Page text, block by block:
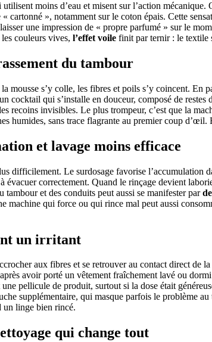
moins d’eau et misent sur l’action mécanique.
cartonné », notamment sur le coton épais. Cette
une impression de « propre parfumé » sur le
couleurs vives, l’effet voile finit par ternir : le textile
du tambour
mousse s’y colle, les fibres et poils s’y coincent. En
cocktail qui s’installe en douceur, composé de
recoins invisibles. Le plus trompeur, c’est que la
humides, sans trace flagrante au premier coup d’œil.
et lavage moins efficace
difficilement. Le surdosage favorise l’accumulation
évacuer correctement. Quand le rinçage devient
tambour et des conduits peut aussi se manifester par
qui force ou qui rince mal peut aussi
un irritant
aux fibres et se retrouver au contact direct de
après avoir porté un vêtement fraîchement lavé ou
pellicule de produit, surtout si la dose était
supplémentaire, qui masque parfois le problème au
un linge bien rincé.
qui change tout